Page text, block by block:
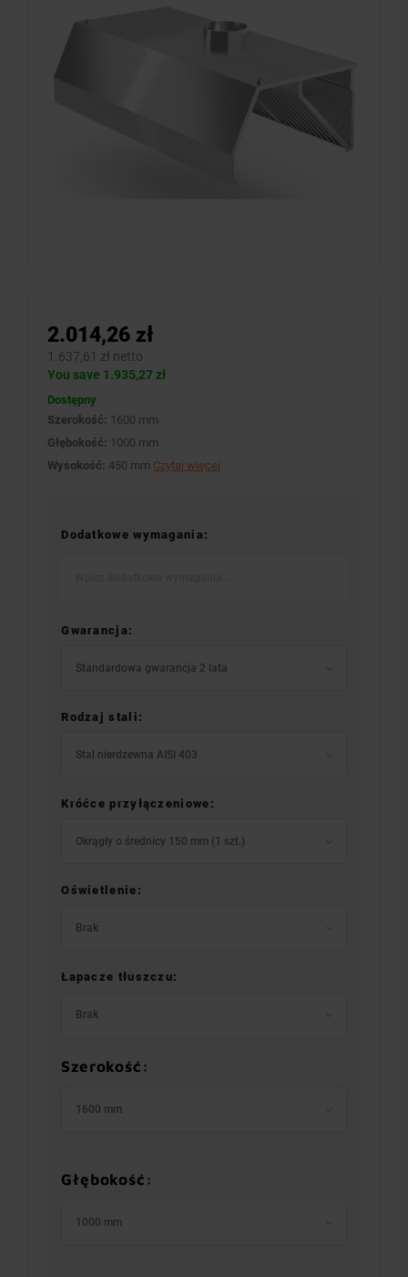
2.014,26 zł
1.637,61 zł netto
You save 1.935,27 zł
Dostępny
Szerokość: 1600 mm
Głębokość: 1000 mm
Wysokość: 450 mm Czytaj więcej
Dodatkowe wymagania:
Gwarancja:
Standardowa gwarancja 2 lata
Rodzaj stali:
Stal nierdzewna AISI 403
Króćce przyłączeniowe:
Okrągły o średnicy 150 mm (1 szt.)
Oświetlenie:
Brak
Łapacze tłuszczu:
Brak
Szerokość:
1600 mm
Głębokość:
1000 mm